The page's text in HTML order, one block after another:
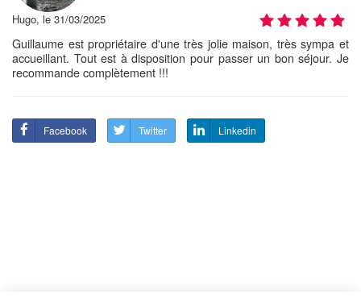
Hugo, le 31/03/2025
Guillaume est propriétaire d'une très jolie maison, très sympa et
accueillant. Tout est à disposition pour passer un bon séjour. Je
recommande complètement !!!
Facebook Twitter Linkedin